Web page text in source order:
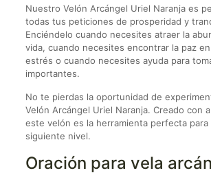
Nuestro Velón Arcángel Uriel Naranja es
todas tus peticiones de prosperidad y
Enciéndelo cuando necesites atraer la
vida, cuando necesites encontrar la paz
estrés o cuando necesites ayuda para
importantes.
No te pierdas la oportunidad de
Velón Arcángel Uriel Naranja. Creado con
este velón es la herramienta perfecta para
siguiente nivel.
Oración para vela